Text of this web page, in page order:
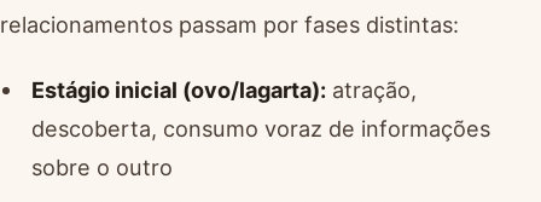
relacionamentos passam por fases distintas:
Estágio inicial (ovo/lagarta):atração,
descoberta, consumo voraz de informações
sobre o outro